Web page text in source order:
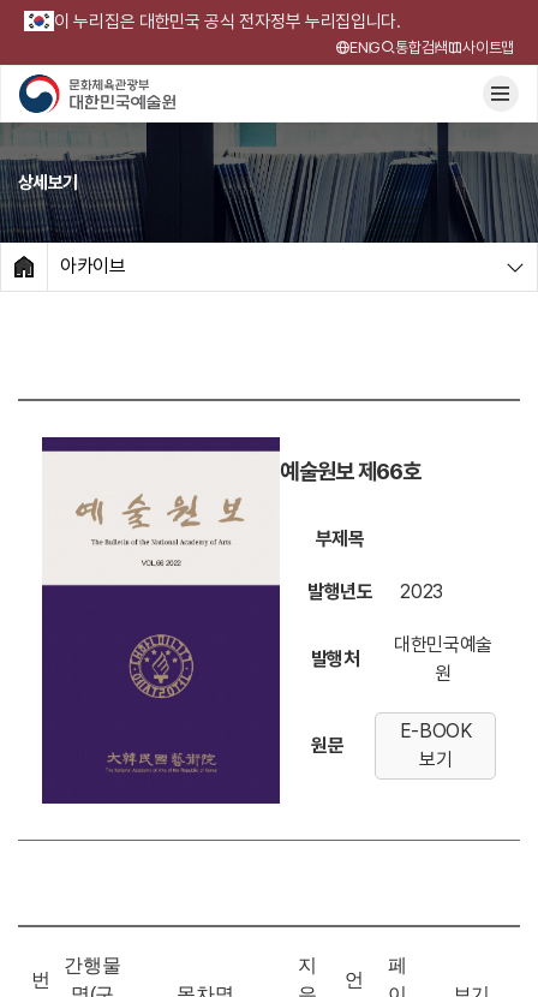
이 누리집은 대한민국 공식 전자정부 누리집입니다.
ENG 통합검색 사이트맵
상세보기
HOME
아카이브
예술원보 제66호
부제목
발행년도 2023
발행처
대한민국예술
원
원문
E-BOOK
보기
번
간행물
지
언
페